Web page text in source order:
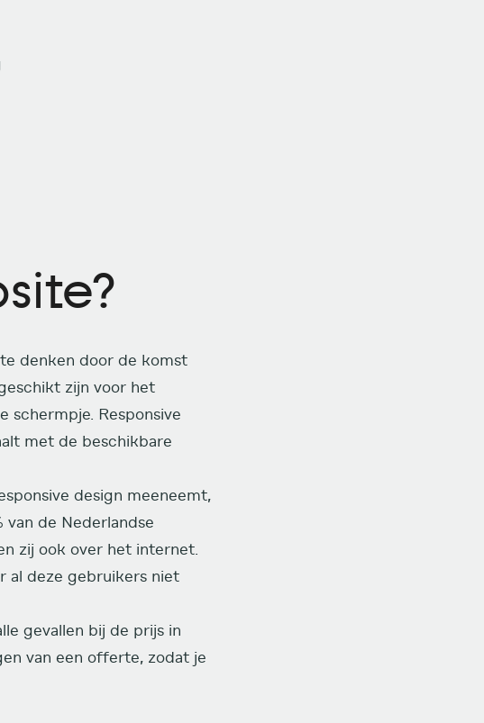
denken door de komst
zijn voor het
schermpje. Responsive
met de beschikbare
design meeneemt,
de Nederlandse
zij ook over het internet.
al deze gebruikers niet
gevallen bij de prijs in
van een offerte, zodat je